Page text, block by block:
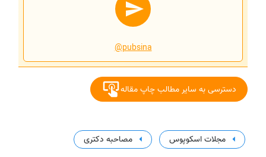
@pubsina
دسترسی به سایر مطالب چاپ مقاله
مجلات اسکوپوس مصاحبه دکتری